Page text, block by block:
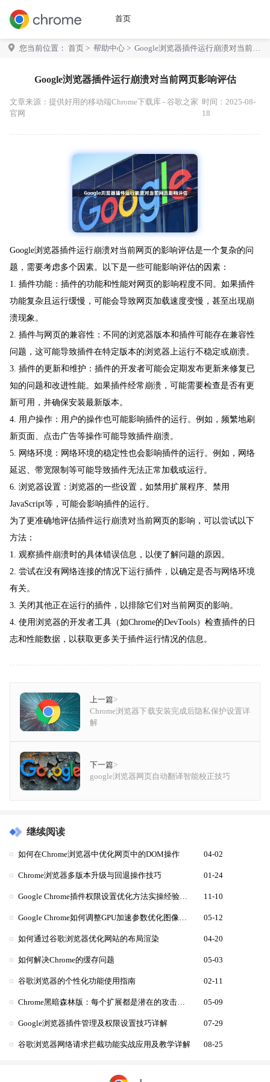
首页
您当前位置： 首页 > 帮助中心 > Google浏览器插件运行崩溃对当前网
Google浏览器插件运行崩溃对当前网页影响评估
文章来源： 提供好用的移动端Chrome下载库 - 谷歌之家
官网
时间：2025-08-
18
Google浏览器插件运行崩溃对当前网页的影响评估是一个复杂的问
题，需要考虑多个因素。以下是一些可能影响评估的因素：
1. 插件功能：插件的功能和性能对网页的影响程度不同。如果插件
功能复杂且运行缓慢，可能会导致网页加载速度变慢，甚至出现崩
溃现象。
2. 插件与网页的兼容性：不同的浏览器版本和插件可能存在兼容性
问题，这可能导致插件在特定版本的浏览器上运行不稳定或崩溃。
3. 插件的更新和维护：插件的开发者可能会定期发布更新来修复已
知的问题和改进性能。如果插件经常崩溃，可能需要检查是否有更
新可用，并确保安装最新版本。
4. 用户操作：用户的操作也可能影响插件的运行。例如，频繁地刷
新页面、点击广告等操作可能导致插件崩溃。
5. 网络环境：网络环境的稳定性也会影响插件的运行。例如，网络
延迟、带宽限制等可能导致插件无法正常加载或运行。
6. 浏览器设置：浏览器的一些设置，如禁用扩展程序、禁用
JavaScript等，可能会影响插件的运行。
为了更准确地评估插件运行崩溃对当前网页的影响，可以尝试以下
方法：
1. 观察插件崩溃时的具体错误信息，以便了解问题的原因。
2. 尝试在没有网络连接的情况下运行插件，以确定是否与网络环境
有关。
3. 关闭其他正在运行的插件，以排除它们对当前网页的影响。
4. 使用浏览器的开发者工具（如Chrome的DevTools）检查插件的日
志和性能数据，以获取更多关于插件运行情况的信息。
上一篇>
Chrome浏览器下载安装完成后隐私保护设置详
解
下一篇>
google浏览器网页自动翻译智能校正技巧
继续阅读
如何在Chrome浏览器中优化网页中的DOM操作 04-02
Chrome浏览器多版本升级与回退操作技巧 01-24
11-10
05-12
如何通过谷歌浏览器优化网站的布局渲染 04-20
如何解决Chrome的缓存问题 05-03
谷歌浏览器的个性化功能使用指南 02-11
05-09
Google浏览器插件管理及权限设置技巧详解 07-29
谷歌浏览器网络请求拦截功能实战应用及教学详解 08-25